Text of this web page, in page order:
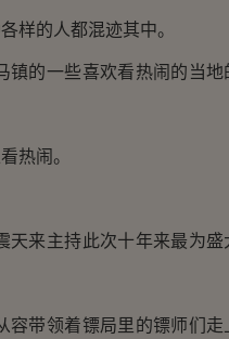
的人都混迹其中。
的一些喜欢看热闹的当地
热闹。
来主持此次十年来最为盛
带领着镖局里的镖师们走